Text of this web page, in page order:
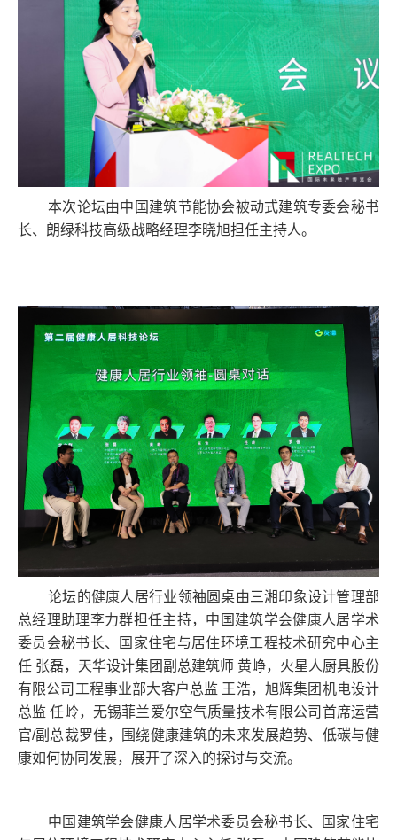
本次论坛由中国建筑节能协会被动式建筑专委会秘书
长、朗绿科技高级战略经理李晓旭担任主持人。
论坛的健康人居行业领袖圆桌由三湘印象设计管理部
总经理助理李力群担任主持，中国建筑学会健康人居学术
委员会秘书长、国家住宅与居住环境工程技术研究中心主
任 张磊，天华设计集团副总建筑师 黄峥，火星人厨具股份
有限公司工程事业部大客户总监 王浩，旭辉集团机电设计
总监 任岭，无锡菲兰爱尔空气质量技术有限公司首席运营
官/副总裁罗佳，围绕健康建筑的未来发展趋势、低碳与健
康如何协同发展，展开了深入的探讨与交流。
中国建筑学会健康人居学术委员会秘书长、国家住宅